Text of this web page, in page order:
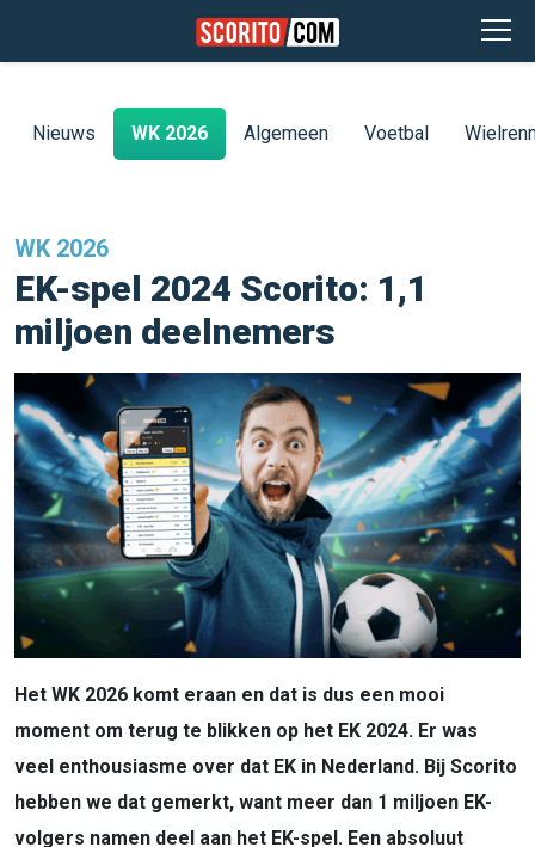
Nieuws WK 2026 Algemeen Voetbal
WK 2026
EK-spel 2024 Scorito: 1,1
miljoen deelnemers
Het WK 2026 komt eraan en dat is dus een mooi
moment om terug te blikken op het EK 2024. Er was
veel enthousiasme over dat EK in Nederland. Bij Scorito
hebben we dat gemerkt, want meer dan 1 miljoen EK-
volgers namen deel aan het EK-spel. Een absoluut